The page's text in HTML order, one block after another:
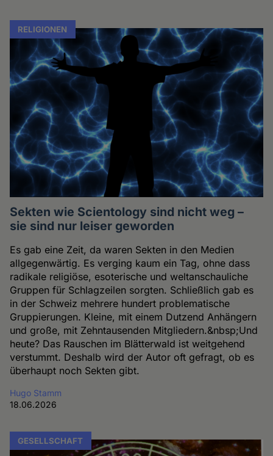
RELIGIONEN
Sekten wie Scientology sind nicht weg –
sie sind nur leiser geworden
Es gab eine Zeit, da waren Sekten in den Medien
allgegenwärtig. Es verging kaum ein Tag, ohne dass
radikale religiöse, esoterische und weltanschauliche
Gruppen für Schlagzeilen sorgten. Schließlich gab es
in der Schweiz mehrere hundert problematische
Gruppierungen. Kleine, mit einem Dutzend Anhängern
und große, mit Zehntausenden Mitgliedern.&nbsp;Und
heute? Das Rauschen im Blätterwald ist weitgehend
verstummt. Deshalb wird der Autor oft gefragt, ob es
überhaupt noch Sekten gibt.
Hugo Stamm
18.06.2026
GESELLSCHAFT